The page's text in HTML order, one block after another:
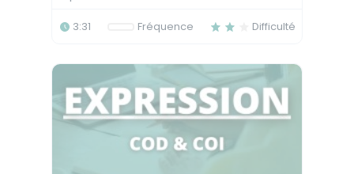
3:31 Fréquence Difficulté